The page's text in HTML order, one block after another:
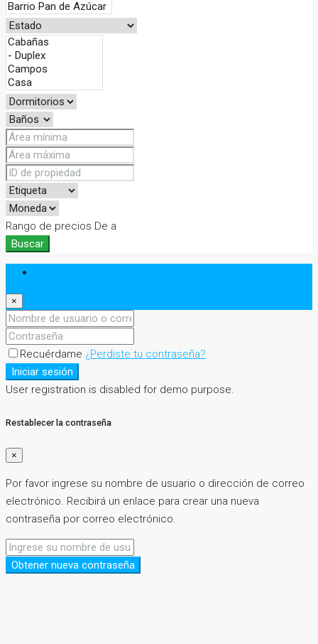
Rango de precios De a
Buscar
×
Recuérdame ¿Perdiste tu contraseña?
Iniciar sesión
User registration is disabled for demo purpose.
Restablecer la contraseña
×
Por favor ingrese su nombre de usuario o dirección de correo
electrónico. Recibirá un enlace para crear una nueva
contraseña por correo electrónico.
Obtener nueva contraseña